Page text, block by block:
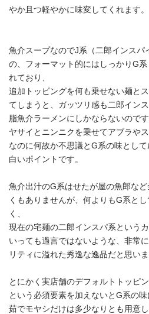
やか且つ軽やかに味変してくれます。
魚介スープなのでJ系（二郎インスパ
の、フォーマット的にはしっかりG
れており、
追加トッピングを何も乗せない麺と
てしまうと、ガッツリ感も二郎イン
脂魚介ラーメンにしかならないのです
ヤサイとニンニクを乗せてアブラや
なのに何故か不思議とG系の味とし
白いポイントです。
魚介出汁のG系はせたが屋の魚郎な
くもありませんが、何よりもG系と
く、
現在の宅麺の二郎インスパ系という
いっても過言ではないような、非常
リティに溢れた秀逸な逸品だと思いま
とにかく実店舗のデフォルトトッピ
という必須要素を加えないとG系の
茹でモヤシだけは多少なりとも用意し